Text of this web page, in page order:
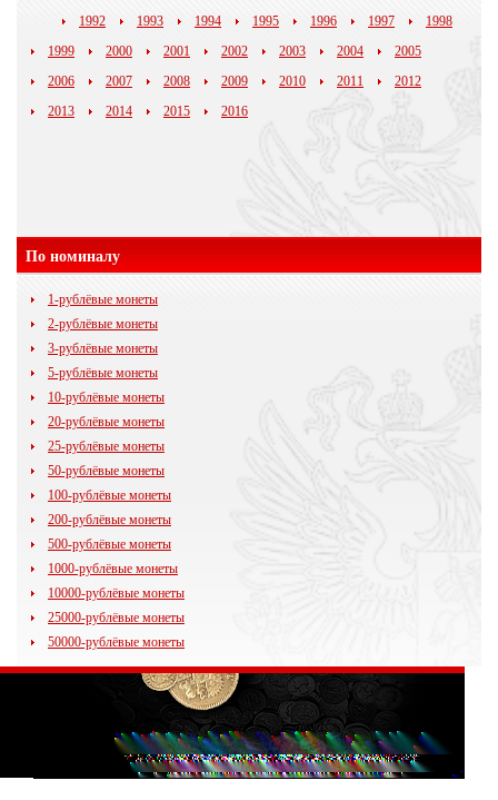
1992 1993 1994 1995 1996 1997
1998
1999
2000 2001 2002 2003 2004
2005
2006
2007 2008 2009 2010 2011
2012
2013
2014 2015 2016
По номиналу
1-рублёвые монеты
2-рублёвые монеты
3-рублёвые монеты
5-рублёвые монеты
10-рублёвые монеты
20-рублёвые монеты
25-рублёвые монеты
50-рублёвые монеты
100-рублёвые монеты
200-рублёвые монеты
500-рублёвые монеты
1000-рублёвые монеты
10000-рублёвые монеты
25000-рублёвые монеты
50000-рублёвые монеты
35kopeek.ruВсе права защищены.
Любое копирование материалов сайта (в том числе изображений)
перепечатка или последующее распространение возможно только
при условии размещения гиперссылки на www.35kopeek.ru